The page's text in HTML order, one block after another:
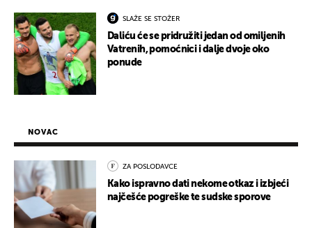
SLAŽE SE STOŽER
Daliću će se pridružiti jedan od omiljenih
Vatrenih, pomoćnici i dalje dvoje oko
ponude
NOVAC
ZA POSLODAVCE
Kako ispravno dati nekome otkaz i izbjeći
najčešće pogreške te sudske sporove